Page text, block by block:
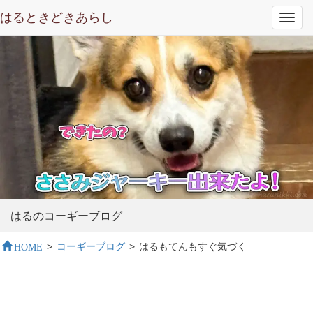
はるときどきあらし
はるのコーギーブログ
HOME > コーギーブログ > はるもてんもすぐ気づく